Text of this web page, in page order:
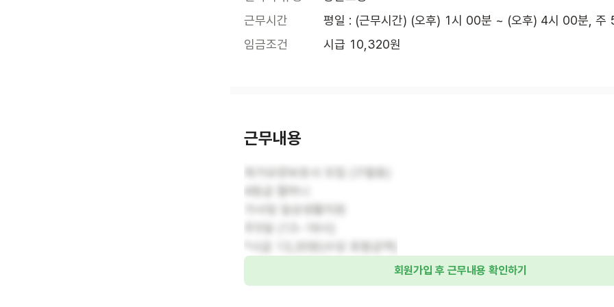
근무시간
평일 : (근무시간) (오후) 1시 00분 ~ (오후) 4시 00분, 주
임금조건
시급 10,320원
근무내용
회원가입 후 근무내용 확인하기